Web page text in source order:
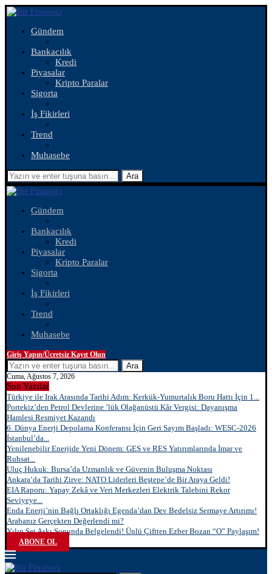
Gündem
Bankacılık
Kredi
Piyasalar
Kripto Paralar
Sigorta
İş Fikirleri
Trend
Muhasebe
Ara
Gündem
Bankacılık
Kredi
Piyasalar
Kripto Paralar
Sigorta
İş Fikirleri
Trend
Muhasebe
Giriş Yapın/Ücretsiz Kayıt Olun
Ara
Cuma, Ağustos 7, 2026
Son Yazılar
Türkiye ile Irak Arasında Tarihi Adım: Kerkük-Yumurtalık Boru Hattı İçin 1...
Portekiz’den Petrol Devlerine ’lük Olağanüstü Kâr Vergisi: Dayanışma
Hamlesi Resmiyet Kazandı
6. Dünya Enerji Depolama Konferansı İçin Geri Sayım Başladı: WESC-2026
İstanbul’da...
Yenilenebilir Enerjide Yeni Dönem: GES ve RES Yatırımlarında İmar ve
Ruhsat...
Uluç Hukuk: Bursa’da Uzmanlık ve Güvenin Buluşma Noktası
Ankara’da Tarihi Zirve: NATO Liderleri Beştepe’de Bir Araya Geldi!
EIA Raporu: Yapay Zekâ ve Veri Merkezleri Elektrik Talebini Rekor
Seviyeye...
Enda Enerji’nin Bağlı Ortaklığı Egenda’dan Dev Bedelsiz Sermaye Artırımı!
Arabanız Gerçekten Değerlendi mi?
Yılın Set Aşkı Sonunda Belgelendi! Ünlü Çiftten Ezber Bozan “O” Paylaşım!
ABONE OL